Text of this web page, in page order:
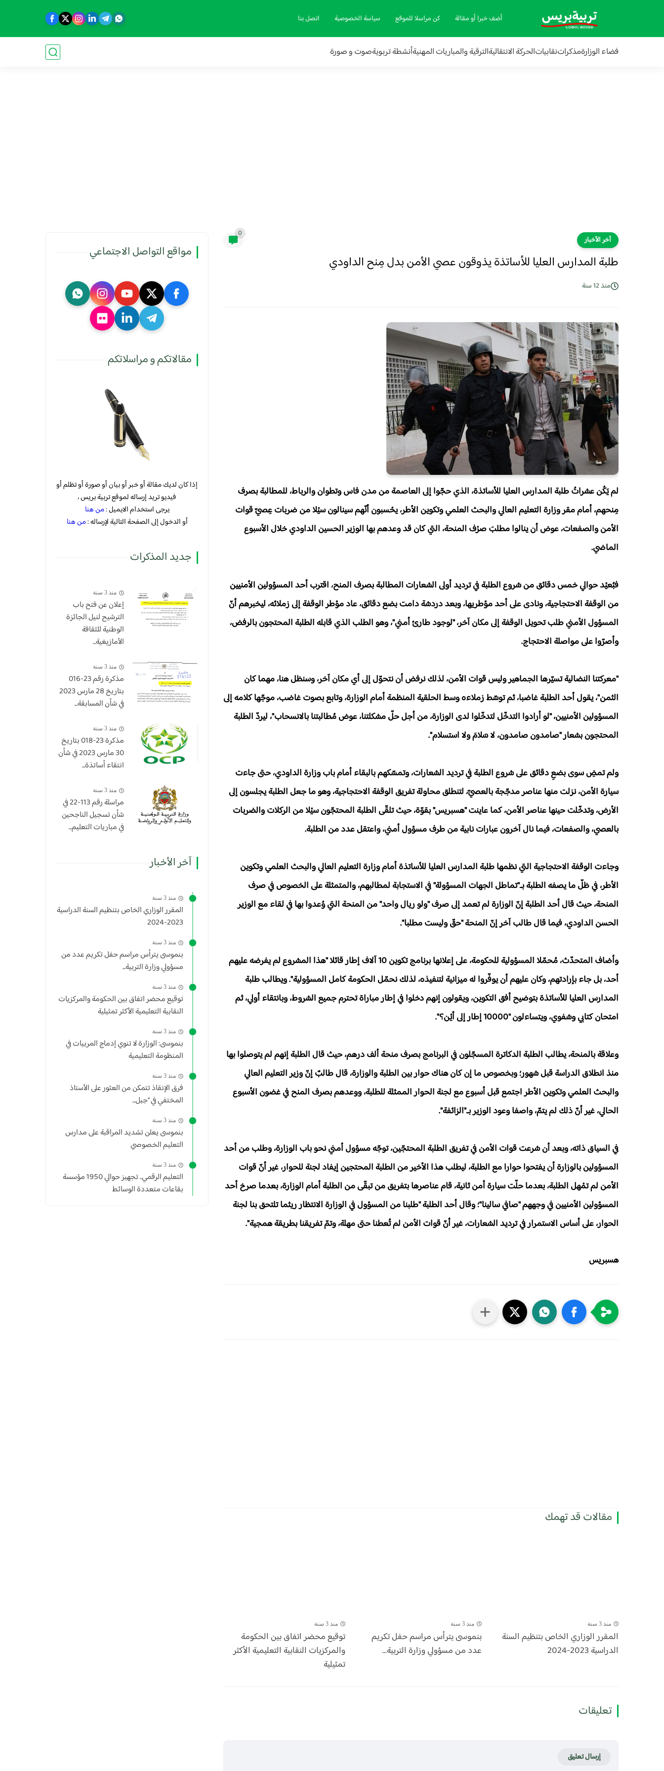
أضف خبرا أو مقالة كن مراسلا للموقع سياسة الخصوصية اتصل بنا
فضاء الوزارةمذكراتنقابياتالحركة الانتقاليةالترقية والمباريات المهنيةأنشطة تربويةصوت و صورة
آخر الأخبار
0
طلبة المدارس العليا للأساتذة يذوقون عصي الأمن بدل مِنح الداودي
منذ 12 سنة
لم يَكُن عشراتُ طلبة المدارس العليا للأساتذة، الذي حجّوا إلى العاصمة من مدن فاس وتطوان والرباط، للمطالبة بصرف
مِنحهم، أمام مقر وزارة التعليم العالي والبحث العلمي وتكوين الأطر، يحْسبون أنّهم سينالون سيْلا من ضربات عِصيّ قوات
الأمن والصفعات، عوض أن ينالوا مطلبَ صرْف المنحة، التي كان قد وعدهم بها الوزير الحسين الداودي خلال الأسبوع
الماضي.
فبُعيْد حوالي خمس دقائق من شروع الطلبة في ترديد أولى الشعارات المطالبة بصرف المنح، اقترب أحد المسؤولين الأمنيين
من الوقفة الاحتجاجية، ونادى على أحد مؤطريها، وبعد دردشة دامت بضع دقائق، عاد مؤطر الوقفة إلى زملائه، ليخبرهم أنّ
المسؤول الأمني طلب تحويل الوقفة إلى مكان آخر، "لوجود طارئ أمني"، وهو الطلب الذي قابله الطلبة المحتجون بالرفض،
وأصرّوا على مواصلة الاحتجاج.
"معركتنا النضالية تسيّرها الجماهير وليس قوات الأمن، لذلك نرفض أن نتحوّل إلى أي مكان آخر، وسنظل هنا، مهما كان
الثمن"، يقول أحد الطلبة غاضبا، ثم توسّط زملاءه وسط الحلقية المنظمة أمام الوزارة، وتابع بصوت غاضب، موجّها كلامه إلى
المسؤولين الأمنيين، "لو أرادوا التدخّل لتدخّلوا لدى الوزارة، من أجل حلّ مشكلتنا، عوض مُطالبتنا بالانسحاب"، ليردّ الطلبة
المحتجون بشعار "صامدون صامدون، لا سَلامَ ولا استسلام".
ولم تمضِ سوى بضعِ دقائق على شروع الطلبة في ترديد الشعارات، وتمسّكهم بالبقاء أمام باب وزارة الداودي، حتى جاءت
سيارة الأمن، نزلت منها عناصر مدجّجة بالعصيّ، لتنطلق محاولة تفريق الوقفة الاحتجاجية، وهو ما جعل الطلبة يجلسون إلى
الأرض، وتدخّلت حينها عناصر الأمن، كما عاينت "هسبريس" بقوّة، حيث تلقّى الطلبة المحتجّون سيْلا من الركلات والضربات
بالعصي، والصفعات، فيما نال آخرون عبارات نابية من طرف مسؤول أمني، واعتقل عدد من الطلبة.
وجاءت الوقفة الاحتجاجية التي نظمها طلبة المدارس العليا للأساتذة أمام وزارة التعليم العالي والبحث العلمي وتكوين
الأطر، في ظلّ ما يصفه الطلبة بـ"تماطل الجهات المسؤولة" في الاستجابة لمطالبهم، والمتمثلة على الخصوص في صرف
المنحة، حيث قال أحد الطلبة إنّ الوزارة لم تعمد إلى صرف "ولو ريال واحد" من المنحة التي وُعدوا بها في لقاء مع الوزير
الحسن الداودي، فيما قال طالب آخر إنّ المنحة "حقّ وليست مطلبا".
وأضاف المتحدّث، مُحمّلا المسؤولية للحكومة، على إعلانها برنامج تكوين 10 آلاف إطار قائلا "هذا المشروع لم يفرضه عليهم
أحد، بل جاء بإرادتهم، وكان عليهم أن يوفّروا له ميزانية لتنفيذه، لذلك نحمّل الحكومة كامل المسؤولية". ويطالب طلبة
المدارس العليا للأساتذة بتوضيح أفق التكوين، ويقولون إنهم دخلوا في إطار مباراة تحترم جميع الشروط، وبانتقاء أولي، ثم
امتحان كتابي وشفوي، ويتساءلون "10000 إطار إلى أيْن؟".
وعلاقة بالمنحة، يطالب الطلبة الدكاترة المسجّلون في البرنامج بصرف منحة ألف درهم، حيث قال الطلبة إنهم لم يتوصلوا بها
منذ انطلاق الدراسة قبل شهور؛ وبخصوص ما إن كان هناك حوار بين الطلبة والوزارة، قال طالبٌ إنّ وزير التعليم العالي
والبحث العلمي وتكوين الأطر اجتمع قبل أسبوع مع لجنة الحوار الممثلة للطلبة، ووعدهم بصرف المنح في غضون الأسبوع
الحالي، غير أنّ ذلك لم يتمّ، واصفا وعود الوزير بـ"الزائفة".
في السياق ذاته، وبعد أن شرعت قوات الأمن في تفريق الطلبة المحتجّين، توجّه مسؤول أمني نحو باب الوزارة، وطلب من أحد
المسؤولين بالوزارة أن يفتحوا حوارا مع الطلبة، ليطلب هذا الأخير من الطلبة المحتجين إيفاد لجنة للحوار، غير أنّ قوات
الأمن لم تمْهل الطلبة، بعدما حلّت سيارة أمن ثانية، قام عناصرها بتفريق من تبقّى من الطلبة أمام الوزارة، بعدما صرخ أحد
المسؤولين الأمنيين في وجههم "صافي سالينا"؛ وقال أحد الطلبة "طلبنا من المسؤول في الوزارة الانتظار ريثما تلتحق بنا لجنة
الحوار، على أساس الاستمرار في ترديد الشعارات، غير أنّ قوات الأمن لم تُعطنا حتى مهلة، وتمّ تفريقنا بطريقة همجية".
هسبريس
مقالات قد تهمك
منذ 3 سنة
المقرر الوزاري الخاص بتنظيم السنة
الدراسية 2023-2024
منذ 3 سنة
بنموسى يترأس مراسم حفل تكريم
عدد من مسؤولي وزارة التربية...
منذ 3 سنة
توقيع محضر اتفاق بين الحكومة
والمركزيات النقابية التعليمية الأكثر
تمثيلية
تعليقات
إرسال تعليق
مواقع التواصل الاجتماعي
مقالاتكم و مراسلاتكم
إذا كان لديك مقالة أو خبر أو بيان أو صورة أو تظلم أو
فيديو تريد إرساله لموقع تربية بريس ،
يرجى استخدام الايميل :من هنا
أو الدخول إلى الصفحة التالية لإرساله :من هنا
جديد المذكرات
منذ 3 سنة
إعلان عن فتح باب
الترشيح لنيل الجائزة
الوطنية للثقافة
الأمازيغية...
منذ 3 سنة
مذكرة رقم 23-016
بتاريخ 28 مارس 2023
في شأن المسابقة...
منذ 3 سنة
​مذكرة 23-018 بتاريخ
30 مارس 2023 في شأن
انتقاء أساتذة...
منذ 3 سنة
مراسلة رقم 113-22 في
شأن تسجيل الناجحين
في مباريات التعليم...
آخر الأخبار
منذ 3 سنة
المقرر الوزاري الخاص بتنظيم السنة الدراسية
2023-2024
منذ 3 سنة
بنموسى يترأس مراسم حفل تكريم عدد من
مسؤولي وزارة التربية...
منذ 3 سنة
توقيع محضر اتفاق بين الحكومة والمركزيات
النقابية التعليمية الأكثر تمثيلية
منذ 3 سنة
بنموسى: الوزارة لا تنوي إدماج المربيات في
المنظومة التعليمية
منذ 3 سنة
فرق الإنقاذ تتمكن من العثور على الأستاذ
المختفي في "جبل...
منذ 3 سنة
بنموسى يعلن تشديد المراقبة على مدارس
التعليم الخصوصي
منذ 3 سنة
التعليم الرقمي.. تجهيز حوالي 1950 مؤسسة
بقاعات متعددة الوسائط